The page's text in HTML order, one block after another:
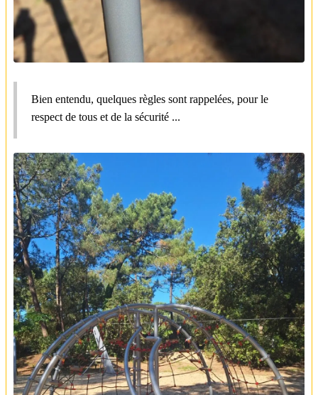
Bien entendu, quelques règles sont rappelées, pour le
respect de tous et de la sécurité ...